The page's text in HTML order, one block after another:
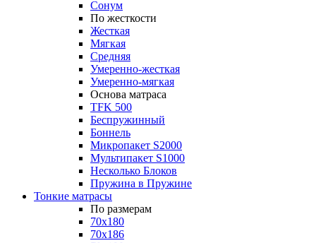
Сонум
По жесткости
Жесткая
Мягкая
Средняя
Умеренно-жесткая
Умеренно-мягкая
Основа матраса
TFK 500
Беспружинный
Боннель
Микропакет S2000
Мультипакет S1000
Несколько Блоков
Пружина в Пружине
Тонкие матрасы
По размерам
70x180
70x186